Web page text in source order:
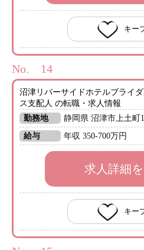
キー
No.
沼津リバーサイドホテルブライ
ス支配人 の転職・求人情報
勤務地
静岡県 沼津市上土町
給与
年収 350-700万円
求人詳細
キー